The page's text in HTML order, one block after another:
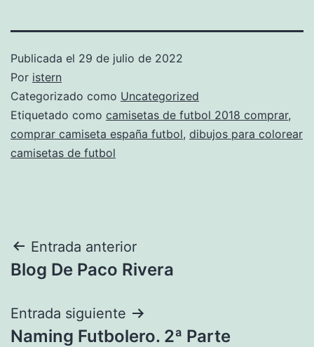
Publicada el 29 de julio de 2022
Por istern
Categorizado como Uncategorized
Etiquetado como camisetas de futbol 2018 comprar,
comprar camiseta españa futbol, dibujos para colorear
camisetas de futbol
Navegación
de
entradas
Entrada anterior
Blog De Paco Rivera
Entrada siguiente
Naming Futbolero. 2ª Parte